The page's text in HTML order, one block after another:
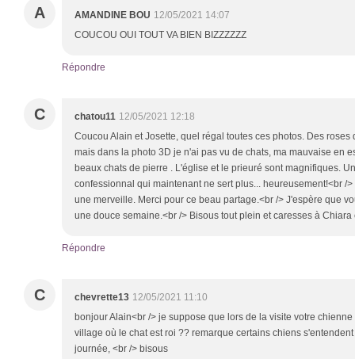
A AMANDINE BOU 12/05/2021 14:07
COUCOU OUI TOUT VA BIEN BIZZZZZZ
Répondre
C chatou11 12/05/2021 12:18
Coucou Alain et Josette, quel régal toutes ces photos. Des
mais dans la photo 3D je n'ai pas vu de chats, ma mauvaise en
beaux chats de pierre . L'église et le prieuré sont magnifiques.
confessionnal qui maintenant ne sert plus... heureusement!<br /
une merveille. Merci pour ce beau partage.<br /> J'espère que
une douce semaine.<br /> Bisous tout plein et caresses à Chiara
Répondre
C chevrette13 12/05/2021 11:10
bonjour Alain<br /> je suppose que lors de la visite votre
village où le chat est roi ?? remarque certains chiens
journée, <br /> bisous